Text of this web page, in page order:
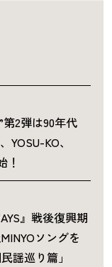
2弾は90年代
KO、
！
』戦後復興期
ソングを
謡巡り篇」